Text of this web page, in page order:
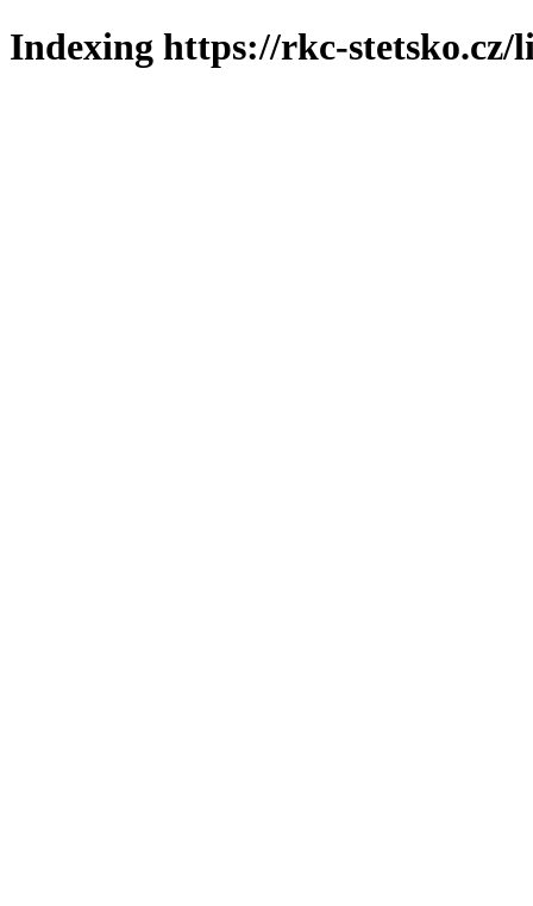
Indexing https://rkc-stetsko.cz/